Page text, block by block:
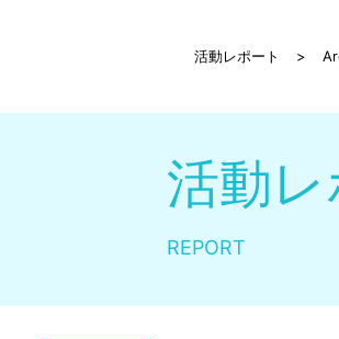
活動レポート >
活動レ
REPORT